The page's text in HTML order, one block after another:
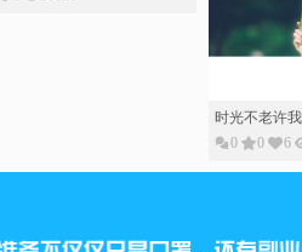
时光不老许
0
0 6